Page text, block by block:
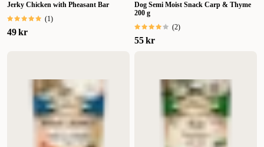
Jerky Chicken with Pheasant Bar
(1)
49 kr
Dog Semi Moist Snack Carp & Thyme
200 g
(2)
55 kr